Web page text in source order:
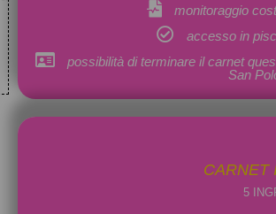
monitoraggio
accesso in
possibilità di terminare il carnet
San
CARNET
5